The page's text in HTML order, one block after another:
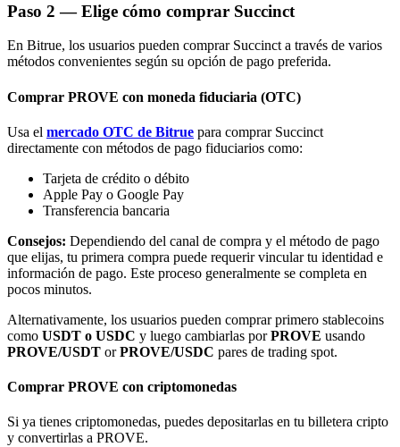
Afiliados de Bitrue
¡Hasta un 65% de comisiones!
Paso 2 — Elige cómo comprar Succinct
En Bitrue, los usuarios pueden comprar Succinct a través de varios
métodos convenientes según su opción de pago preferida.
Comprar PROVE con moneda fiduciaria (OTC)
Usa el mercado OTC de Bitrue para comprar Succinct
directamente con métodos de pago fiduciarios como:
Tarjeta de crédito o débito
Apple Pay o Google Pay
Transferencia bancaria
Consejos: Dependiendo del canal de compra y el método de pago
que elijas, tu primera compra puede requerir vincular tu identidad e
información de pago. Este proceso generalmente se completa en
pocos minutos.
Alternativamente, los usuarios pueden comprar primero stablecoins
como USDT o USDC y luego cambiarlas porPROVE usando
PROVE/USDT orPROVE/USDC pares de trading spot.
Comprar PROVE con criptomonedas
Si ya tienes criptomonedas, puedes depositarlas en tu billetera cripto
y convertirlas a PROVE.